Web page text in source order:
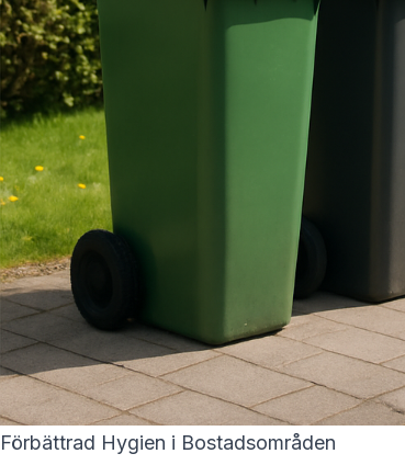
Förbättrad Hygien i Bostadsområden